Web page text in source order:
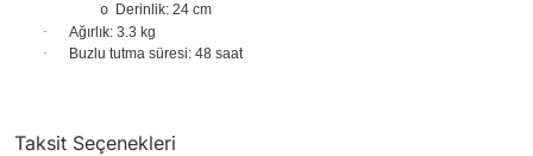
o Derinlik: 24 cm
·
Ağırlık: 3.3 kg
·
Buzlu tutma süresi: 48 saat
Taksit Seçenekleri